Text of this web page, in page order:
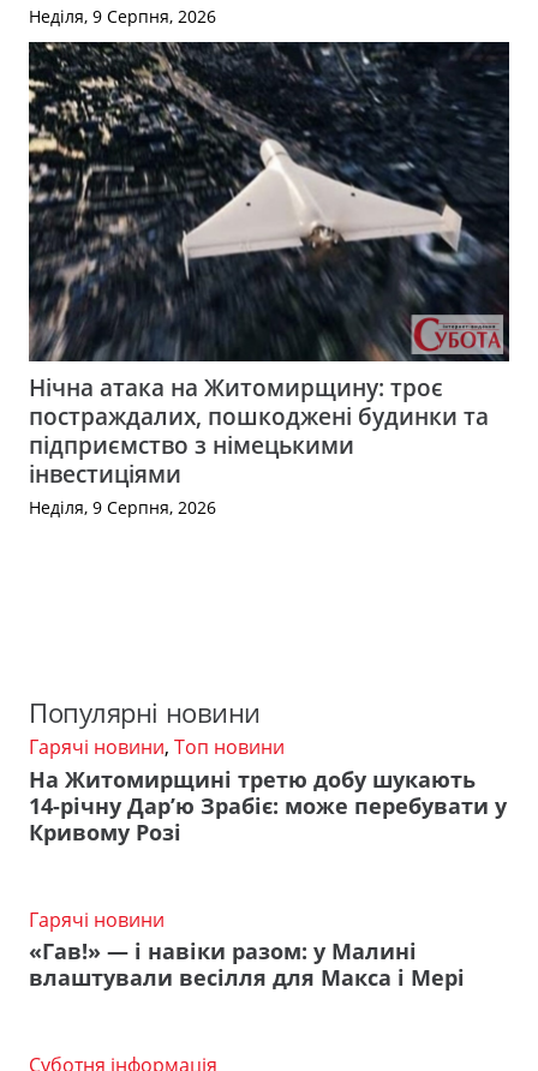
Неділя, 9 Серпня, 2026
Нічна атака на Житомирщину: троє
постраждалих, пошкоджені будинки та
підприємство з німецькими
інвестиціями
Неділя, 9 Серпня, 2026
Популярні новини
Гарячі новини, Топ новини
На Житомирщині третю добу шукають
14-річну Дар’ю Зрабіє: може перебувати у
Кривому Розі
Гарячі новини
«Гав!» — і навіки разом: у Малині
влаштували весілля для Макса і Мері
Суботня інформація